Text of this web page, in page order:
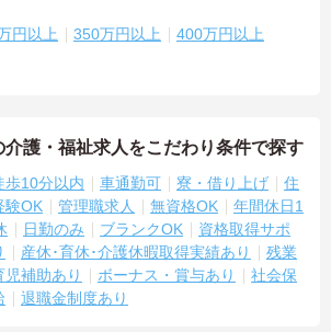
円以上 350万円以上 400万円以上
護・福祉求人をこだわり条件で探す
歩10分以内 車通勤可 寮・借り上げ
住
験OK 管理職求人 無資格OK
年間休日1
日勤のみ ブランクOK
資格取得サポ
産休･育休･介護休暇取得実績あり
残業
補助あり ボーナス・賞与あり
社会保
退職金制度あり